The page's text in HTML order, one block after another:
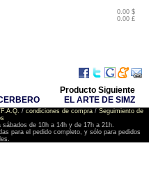
0.00 $
0.00 £
Producto Siguiente
EL ARTE DE SIMZ
/ condiciones de compra/ Seguimiento de
de 10h a 14h y de 17h a 21h.
para el pedido completo, y sólo para pedidos